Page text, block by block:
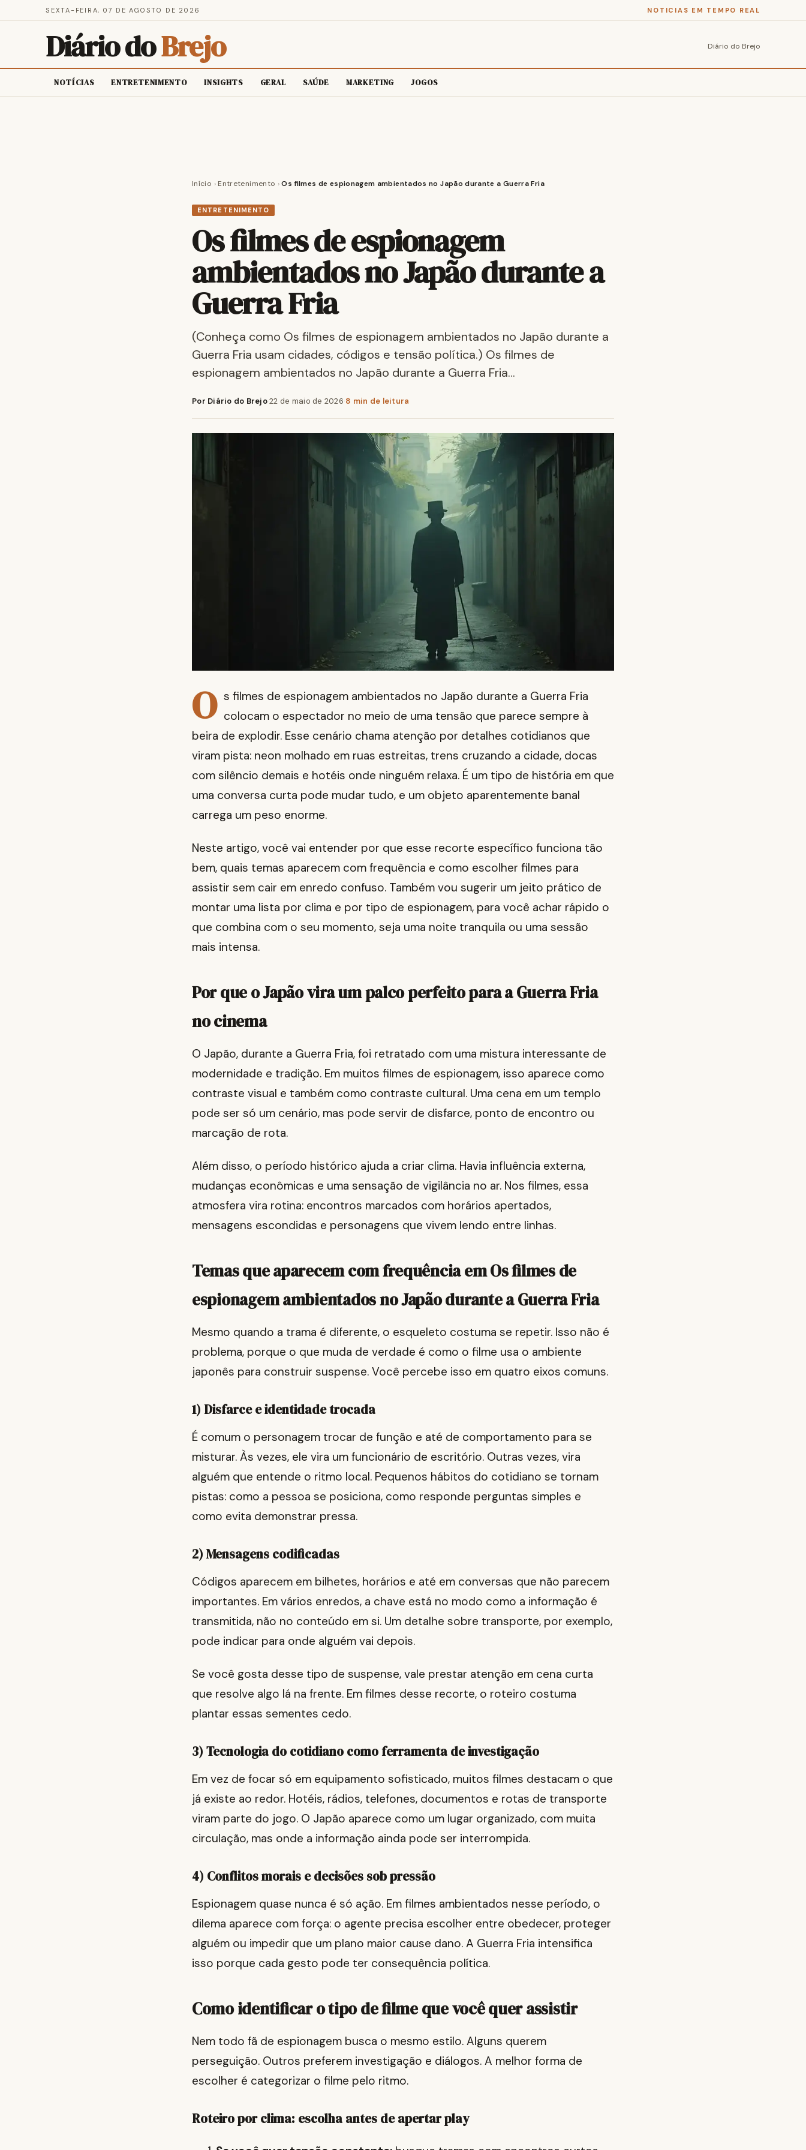
SEXTA-FEIRA, 07 DE AGOSTO DE 2026 NOTICIAS EM TEMPO REAL
Diário doBrejo Diário do Brejo
NOTÍCIAS ENTRETENIMENTO INSIGHTS GERAL SAÚDE MARKETING JOGOS
Início › Entretenimento › Os filmes de espionagem ambientados no Japão durante a Guerra Fria
ENTRETENIMENTO
Os filmes de espionagem
ambientados no Japão durante a
Guerra Fria
(Conheça como Os filmes de espionagem ambientados no Japão durante a
Guerra Fria usam cidades, códigos e tensão política.) Os filmes de
espionagem ambientados no Japão durante a Guerra Fria…
Por Diário do Brejo·22 de maio de 2026·8 min de leitura
O s filmes de espionagem ambientados no Japão durante a Guerra Fria
colocam o espectador no meio de uma tensão que parece sempre à
beira de explodir. Esse cenário chama atenção por detalhes cotidianos que
viram pista: neon molhado em ruas estreitas, trens cruzando a cidade, docas
com silêncio demais e hotéis onde ninguém relaxa. É um tipo de história em que
uma conversa curta pode mudar tudo, e um objeto aparentemente banal
carrega um peso enorme.
Neste artigo, você vai entender por que esse recorte específico funciona tão
bem, quais temas aparecem com frequência e como escolher filmes para
assistir sem cair em enredo confuso. Também vou sugerir um jeito prático de
montar uma lista por clima e por tipo de espionagem, para você achar rápido o
que combina com o seu momento, seja uma noite tranquila ou uma sessão
mais intensa.
Por que o Japão vira um palco perfeito para a Guerra Fria
no cinema
O Japão, durante a Guerra Fria, foi retratado com uma mistura interessante de
modernidade e tradição. Em muitos filmes de espionagem, isso aparece como
contraste visual e também como contraste cultural. Uma cena em um templo
pode ser só um cenário, mas pode servir de disfarce, ponto de encontro ou
marcação de rota.
Além disso, o período histórico ajuda a criar clima. Havia influência externa,
mudanças econômicas e uma sensação de vigilância no ar. Nos filmes, essa
atmosfera vira rotina: encontros marcados com horários apertados,
mensagens escondidas e personagens que vivem lendo entre linhas.
Temas que aparecem com frequência em Os filmes de
espionagem ambientados no Japão durante a Guerra Fria
Mesmo quando a trama é diferente, o esqueleto costuma se repetir. Isso não é
problema, porque o que muda de verdade é como o filme usa o ambiente
japonês para construir suspense. Você percebe isso em quatro eixos comuns.
1) Disfarce e identidade trocada
É comum o personagem trocar de função e até de comportamento para se
misturar. Às vezes, ele vira um funcionário de escritório. Outras vezes, vira
alguém que entende o ritmo local. Pequenos hábitos do cotidiano se tornam
pistas: como a pessoa se posiciona, como responde perguntas simples e
como evita demonstrar pressa.
2) Mensagens codificadas
Códigos aparecem em bilhetes, horários e até em conversas que não parecem
importantes. Em vários enredos, a chave está no modo como a informação é
transmitida, não no conteúdo em si. Um detalhe sobre transporte, por exemplo,
pode indicar para onde alguém vai depois.
Se você gosta desse tipo de suspense, vale prestar atenção em cena curta
que resolve algo lá na frente. Em filmes desse recorte, o roteiro costuma
plantar essas sementes cedo.
3) Tecnologia do cotidiano como ferramenta de investigação
Em vez de focar só em equipamento sofisticado, muitos filmes destacam o que
já existe ao redor. Hotéis, rádios, telefones, documentos e rotas de transporte
viram parte do jogo. O Japão aparece como um lugar organizado, com muita
circulação, mas onde a informação ainda pode ser interrompida.
4) Conflitos morais e decisões sob pressão
Espionagem quase nunca é só ação. Em filmes ambientados nesse período, o
dilema aparece com força: o agente precisa escolher entre obedecer, proteger
alguém ou impedir que um plano maior cause dano. A Guerra Fria intensifica
isso porque cada gesto pode ter consequência política.
Como identificar o tipo de filme que você quer assistir
Nem todo fã de espionagem busca o mesmo estilo. Alguns querem
perseguição. Outros preferem investigação e diálogos. A melhor forma de
escolher é categorizar o filme pelo ritmo.
Roteiro por clima: escolha antes de apertar play